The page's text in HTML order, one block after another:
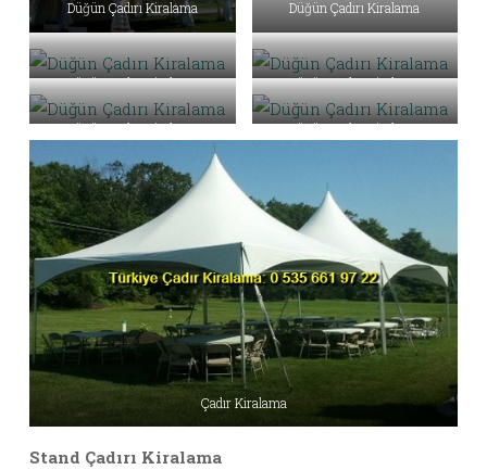
Düğün Çadırı Kiralama Düğün Çadırı Kiralama
Düğün Çadırı Kiralama Düğün Çadırı Kiralama
Düğün Çadırı Kiralama Düğün Çadırı Kiralama
Çadır Kiralama
Stand Çadırı Kiralama